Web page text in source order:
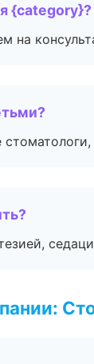
{category}?
на